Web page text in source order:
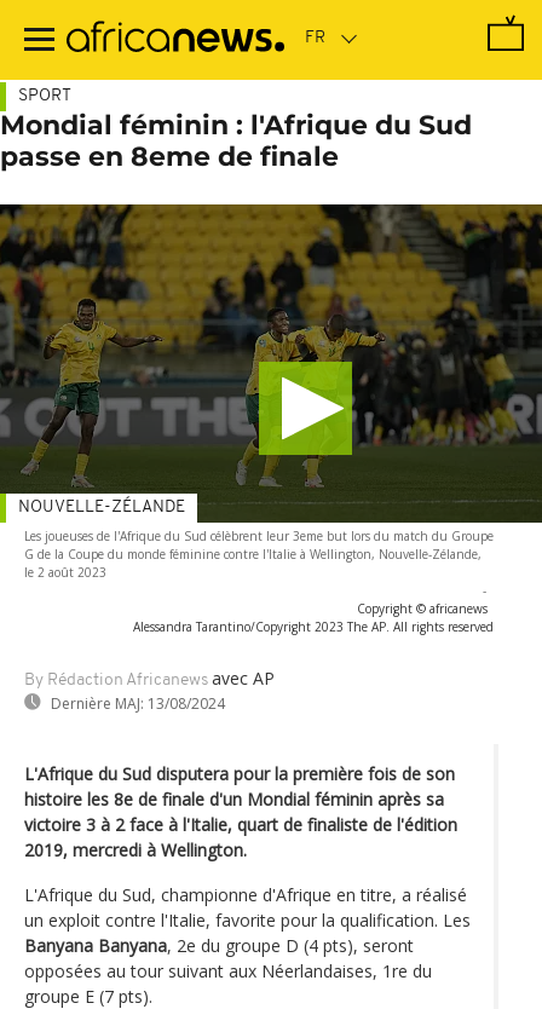
contenu
SPORT
Mondial féminin : l'Afrique du Sud
passe en 8eme de finale
Les joueuses de l'Afrique du Sud célèbrent leur 3eme but lors du match du Groupe
G de la Coupe du monde féminine contre l'Italie à Wellington, Nouvelle-Zélande,
le 2 août 2023
-
Copyright © africanews
Alessandra Tarantino/Copyright 2023 The AP. All rights reserved
By Rédaction Africanews avec AP
Dernière MAJ: 13/08/2024
NOUVELLE-ZÉLANDE
L'Afrique du Sud disputera pour la première fois de son
histoire les 8e de finale d'un Mondial féminin après sa
victoire 3 à 2 face à l'Italie, quart de finaliste de l'édition
2019, mercredi à Wellington.
L'Afrique du Sud, championne d'Afrique en titre, a réalisé
un exploit contre l'Italie, favorite pour la qualification. Les
Banyana Banyana, 2e du groupe D (4 pts), seront
opposées au tour suivant aux Néerlandaises, 1re du
groupe E (7 pts).